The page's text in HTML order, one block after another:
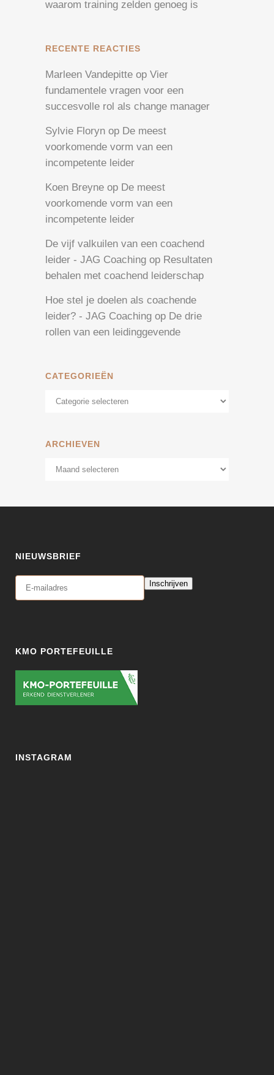
waarom training zelden genoeg is
RECENTE REACTIES
Marleen Vandepitte op Vier
fundamentele vragen voor een
succesvolle rol als change manager
Sylvie Floryn op De meest
voorkomende vorm van een
incompetente leider
Koen Breyne op De meest
voorkomende vorm van een
incompetente leider
De vijf valkuilen van een coachend
leider - JAG Coaching op Resultaten
behalen met coachend leiderschap
Hoe stel je doelen als coachende
leider? - JAG Coaching op De drie
rollen van een leidinggevende
CATEGORIEËN
Categorieën
ARCHIEVEN
Archieven
NIEUWSBRIEF
Inschrijven
KMO PORTEFEUILLE
INSTAGRAM